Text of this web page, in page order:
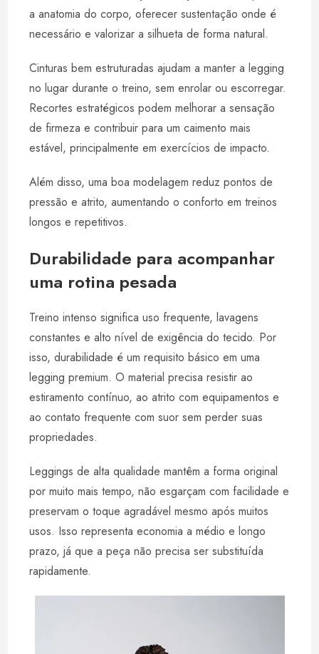
a anatomia do corpo, oferecer sustentação onde é
necessário e valorizar a silhueta de forma natural.
Cinturas bem estruturadas ajudam a manter a legging
no lugar durante o treino, sem enrolar ou escorregar.
Recortes estratégicos podem melhorar a sensação
de firmeza e contribuir para um caimento mais
estável, principalmente em exercícios de impacto.
Além disso, uma boa modelagem reduz pontos de
pressão e atrito, aumentando o conforto em treinos
longos e repetitivos.
Durabilidade para acompanhar
uma rotina pesada
Treino intenso significa uso frequente, lavagens
constantes e alto nível de exigência do tecido. Por
isso, durabilidade é um requisito básico em uma
legging premium. O material precisa resistir ao
estiramento contínuo, ao atrito com equipamentos e
ao contato frequente com suor sem perder suas
propriedades.
Leggings de alta qualidade mantêm a forma original
por muito mais tempo, não esgarçam com facilidade e
preservam o toque agradável mesmo após muitos
usos. Isso representa economia a médio e longo
prazo, já que a peça não precisa ser substituída
rapidamente.